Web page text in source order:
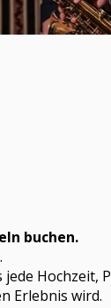
buchen.
Hochzeit,
Erlebnis wird.